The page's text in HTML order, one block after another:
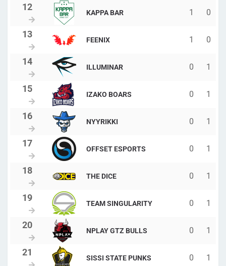
KAPPA BAR 1 0
FEENIX 1 0
ILLUMINAR 0 1
IZAKO BOARS 0 1
NYYRIKKI 0 1
OFFSET ESPORTS 0 1
THE DICE 0 1
TEAM SINGULARITY 0 1
NPLAY GTZ BULLS 0 1
SISSI STATE PUNKS 0 1